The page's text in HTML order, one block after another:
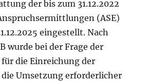
der bis zum 31.12.2022
(ASE)
eingestellt. Nach
wurde bei der Frage der
die Einreichung der
die Umsetzung erforderlicher